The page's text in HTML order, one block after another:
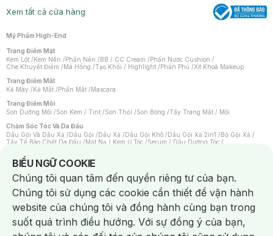
Xem tất cả cửa hàng
Mỹ Phẩm High-End
Trang Điểm Mặt
Kem Lót /Kem Nền /Phấn Nền /BB / CC Cream /Phấn Nước Cushion /
Che Khuyết Điểm /Má Hồng /Tạo Khối / Highlight /Phấn Phủ /Xịt Khoá Makeup
Trang Điểm Mắt
Kẻ Mày /Kẻ Mắt /Phấn Mắt /Mascara
Trang Điểm Môi
Son Dưỡng Môi /Son Kem / Tint /Son Thỏi /Son Bóng /Tẩy Trang Mắt / Môi
Chăm Sóc Tóc Và Da Đầu
Dầu Gội Và Dầu Xả /Dầu Gội /Dầu Xả /Dầu Gội Khô /Dầu Gội Xả 2in1 /Bộ Gội Xả /
Tẩy Tế Bào Chết Da Đầu /Mặt Nạ / Kem Ủ Tóc /Serum / Dầu Dưỡng Tóc /
Máy Sấy Tóc
Lược
Kem Tẩy Lông/Dụng Cụ Tẩy Lông
Nước Hoa
Nước Hoa Nam Nước Hoa Cao Cấp Xịt Thơm Toàn Thân
Nước Hoa Vùng Kín
Chăm Sóc Cá Nhân
Chống Muỗi
Khẩu Trang Máy Massage Mặt Nạ Xông Hơi/Nước Rửa Tay
BIỂU NGỮ COOKIE
Notice about cookies usage
Chúng tôi quan tâm đến quyền riêng tư của bạn.
Chúng tôi sử dụng các cookie cần thiết để vận hành
website của chúng tôi và đồng hành cùng bạn trong
suốt quá trình điều hướng. Với sự đồng ý của bạn,